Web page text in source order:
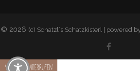
© 2026 (c) Schatzl´s Schatzkisterl | powered
Vertrag widerrufen